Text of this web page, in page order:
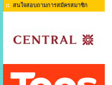
สนใจสอบถามการสมัครสมาชิก